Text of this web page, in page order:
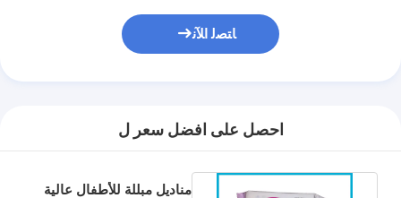
ﺎﺘﺼﻟ ﺍﻶﻧ
احصل على افضل سعر ل
مناديل مبللة للأطفال عالية